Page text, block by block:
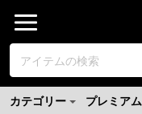
カテゴリー プレミアム